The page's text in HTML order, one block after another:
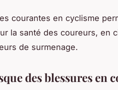
courantes en cyclisme
la santé des coureurs, en
de surmenage.
des blessures en